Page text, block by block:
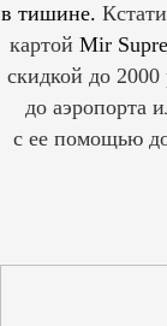
в тишине.
картой Mir
скидкой до 2000
до аэропорта
с ее помощью